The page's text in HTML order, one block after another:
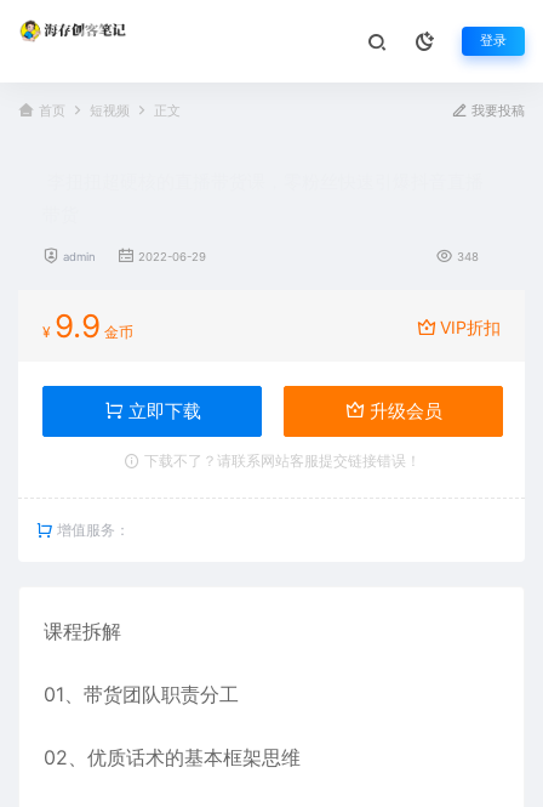
登录
首页 短视频 正文 我要投稿
admin 2022-06-29 348
¥ 9.9 金币 VIP折扣
立即下载 升级会员
下载不了？请联系网站客服提交链接错误！
增值服务：
课程拆解
01、带货团队职责分工
02、优质话术的基本框架思维